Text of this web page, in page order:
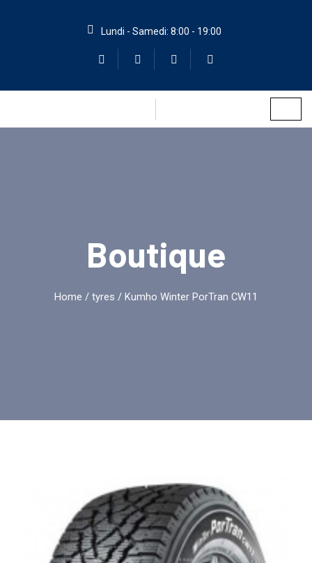
Lundi - Samedi: 8:00 - 19:00
Boutique
Home / tyres / Kumho Winter PorTran CW11